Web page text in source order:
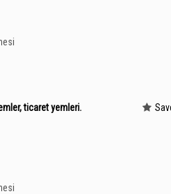
ticaret yemleri.